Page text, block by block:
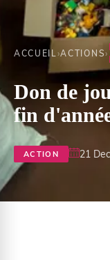
ACCUEIL›ACTIONS›
Don de
fin
ACTION 21